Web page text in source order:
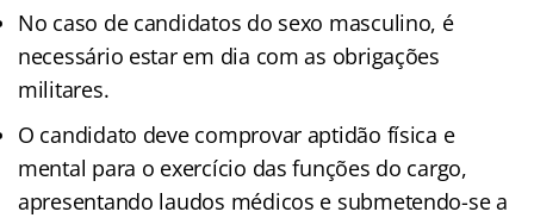
No caso de candidatos do sexo masculino, é
necessário estar em dia com as obrigações
militares.
O candidato deve comprovar aptidão física e
mental para o exercício das funções do cargo,
apresentando laudos médicos e submetendo-se a